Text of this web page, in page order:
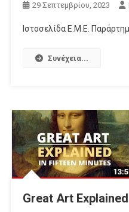
29 Σεπτεμβρίου, 2023
Ιστοσελίδα Ε.Μ.Ε.
Συνέχεια...
Great Art Explained